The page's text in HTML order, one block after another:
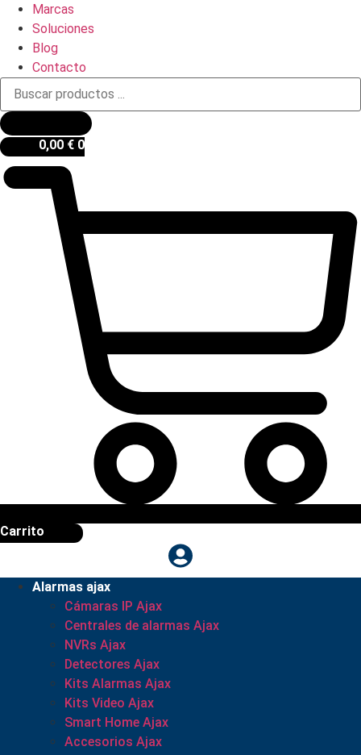
Marcas
Soluciones
Blog
Contacto
Búsqueda
productos
0,00 € 0
Carrito
Alarmas ajax
Cámaras IP Ajax
Centrales de alarmas Ajax
NVRs Ajax
Detectores Ajax
Kits Alarmas Ajax
Kits Video Ajax
Smart Home Ajax
Accesorios Ajax